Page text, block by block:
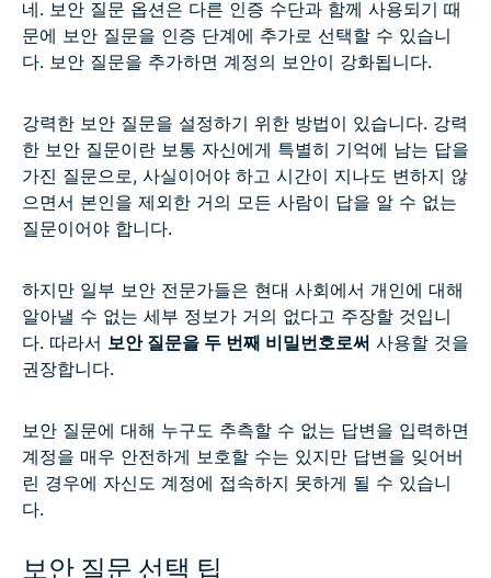
네. 보안 질문 옵션은 다른 인증 수단과 함께 사용되기 때
문에 보안 질문을 인증 단계에 추가로 선택할 수 있습니
다. 보안 질문을 추가하면 계정의 보안이 강화됩니다.
강력한 보안 질문을 설정하기 위한 방법이 있습니다. 강력
한 보안 질문이란 보통 자신에게 특별히 기억에 남는 답을
가진 질문으로, 사실이어야 하고 시간이 지나도 변하지 않
으면서 본인을 제외한 거의 모든 사람이 답을 알 수 없는
질문이어야 합니다.
하지만 일부 보안 전문가들은 현대 사회에서 개인에 대해
알아낼 수 없는 세부 정보가 거의 없다고 주장할 것입니
다. 따라서 보안 질문을 두 번째 비밀번호로써 사용할 것을
권장합니다.
보안 질문에 대해 누구도 추측할 수 없는 답변을 입력하면
계정을 매우 안전하게 보호할 수는 있지만 답변을 잊어버
린 경우에 자신도 계정에 접속하지 못하게 될 수 있습니
다.
보안 질문 선택 팁